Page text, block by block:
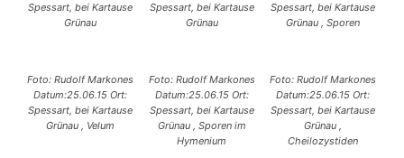
Spessart, bei Kartause
Grünau
Spessart, bei Kartause
Grünau
Spessart, bei Kartause
Grünau , Sporen
Foto: Rudolf Markones
Datum:25.06.15 Ort:
Spessart, bei Kartause
Grünau , Velum
Foto: Rudolf Markones
Datum:25.06.15 Ort:
Spessart, bei Kartause
Grünau , Sporen im
Hymenium
Foto: Rudolf Markones
Datum:25.06.15 Ort:
Spessart, bei Kartause
Grünau ,
Cheilozystiden